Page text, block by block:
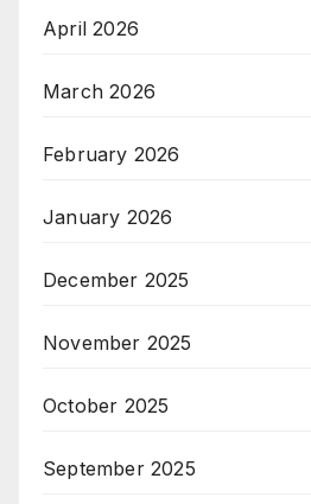
April 2026
March 2026
February 2026
January 2026
December 2025
November 2025
October 2025
September 2025